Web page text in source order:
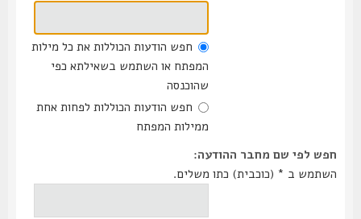
חפש הודעות הכוללות את כל מילות
המפתח או השתמש בשאילתא כפי
שהוכנסה
חפש הודעות הכוללות לפחות אחת
ממילות המפתח
חפש לפי שם מחבר ההודעה:
השתמש ב * (כוכבית) כתו משלים.